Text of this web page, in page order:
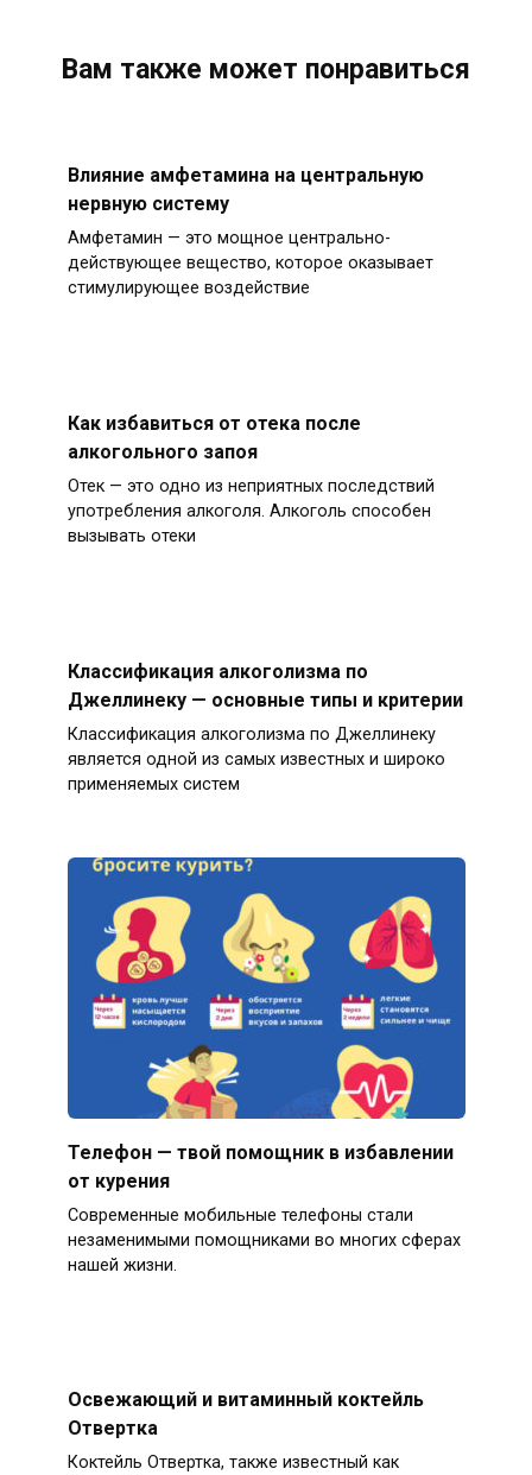
Вам также может понравиться
Влияние амфетамина на центральную
нервную систему
Амфетамин — это мощное центрально-
действующее вещество, которое оказывает
стимулирующее воздействие
Как избавиться от отека после
алкогольного запоя
Отек — это одно из неприятных последствий
употребления алкоголя. Алкоголь способен
вызывать отеки
Классификация алкоголизма по
Джеллинеку — основные типы и критерии
Классификация алкоголизма по Джеллинеку
является одной из самых известных и широко
применяемых систем
Телефон — твой помощник в избавлении
от курения
Современные мобильные телефоны стали
незаменимыми помощниками во многих сферах
нашей жизни.
Освежающий и витаминный коктейль
Отвертка
Коктейль Отвертка, также известный как